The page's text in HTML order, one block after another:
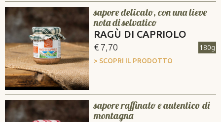
sapore delicato, con una lieve
nota di selvatico
RAGÙ DI CAPRIOLO
€ 7,70
180g
> SCOPRI IL PRODOTTO
sapore raffinato e autentico di
montagna